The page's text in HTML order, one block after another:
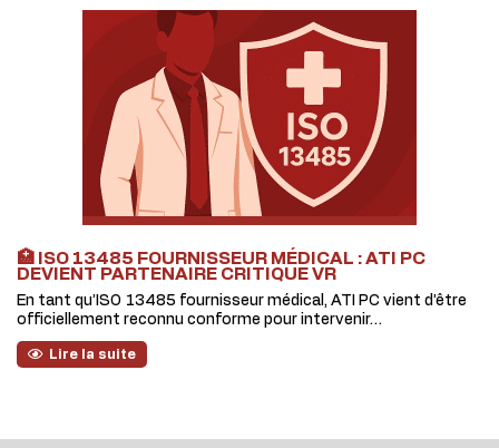
🏥 ISO 13485 FOURNISSEUR MÉDICAL : ATI PC
DEVIENT PARTENAIRE CRITIQUE VR
En tant qu’ISO 13485 fournisseur médical, ATI PC vient d’être
officiellement reconnu conforme pour intervenir…
Lire la suite